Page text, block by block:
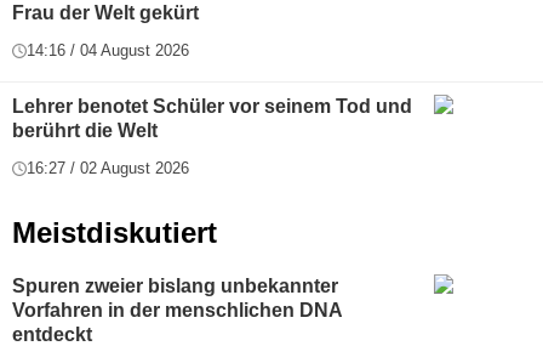
Frau der Welt gekürt
14:16 / 04 August 2026
Lehrer benotet Schüler vor seinem Tod und
berührt die Welt
16:27 / 02 August 2026
Meistdiskutiert
Spuren zweier bislang unbekannter
Vorfahren in der menschlichen DNA
entdeckt